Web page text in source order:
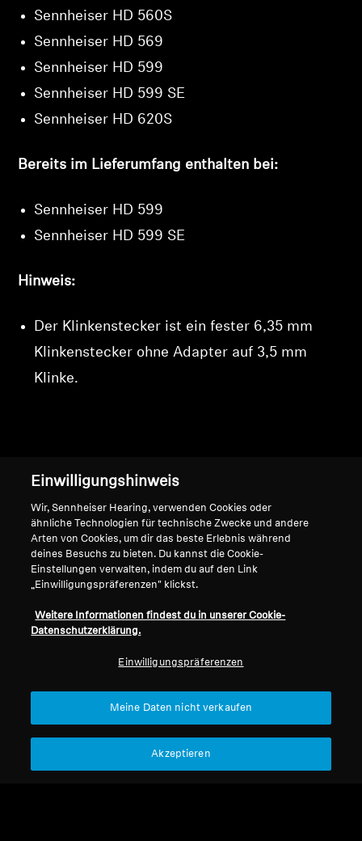
Sennheiser HD 560S
Sennheiser HD 569
Sennheiser HD 599
Sennheiser HD 599 SE
Sennheiser HD 620S
Bereits im Lieferumfang enthalten bei:
Sennheiser HD 599
Sennheiser HD 599 SE
Hinweis:
Der Klinkenstecker ist ein fester 6,35 mm
Klinkenstecker ohne Adapter auf 3,5 mm
Klinke.
Support
Impressum
Globale Datenschutzrichtlinie
Allgemeine
Geschäftsbedingungen für
Richtlinie zur koordinierten
Sicherheitslücken
Unser Unternehmen
Karriere bei Sonova
Sennheiser Consumer
Einwilligungshinweis
Wir, Sennheiser Hearing, verwenden Cookies oder
ähnliche Technologien für technische Zwecke und andere
Arten von Cookies, um dir das beste Erlebnis während
deines Besuchs zu bieten. Du kannst die Cookie-
Einstellungen verwalten, indem du auf den Link
„Einwilligungspräferenzen" klickst.
Weitere Informationen findest du in unserer Cookie-
Datenschutzerklärung.
Einwilligungspräferenzen
Meine Daten nicht verkaufen
Akzeptieren